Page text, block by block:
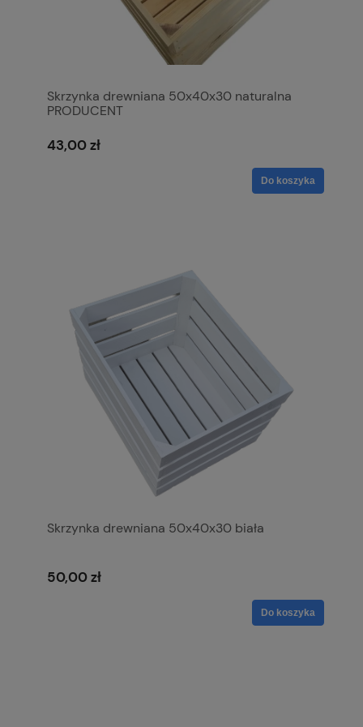
Skrzynka drewniana 50x40x30 naturalna
PRODUCENT
43,00 zł
Do koszyka
Skrzynka drewniana 50x40x30 biała
50,00 zł
Do koszyka